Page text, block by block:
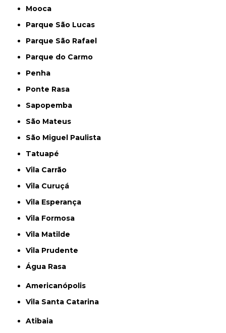
Mooca
Parque São Lucas
Parque São Rafael
Parque do Carmo
Penha
Ponte Rasa
Sapopemba
São Mateus
São Miguel Paulista
Tatuapé
Vila Carrão
Vila Curuçá
Vila Esperança
Vila Formosa
Vila Matilde
Vila Prudente
Água Rasa
Americanópolis
Vila Santa Catarina
Atibaia